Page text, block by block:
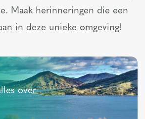
Maak herinneringen die een
in deze unieke omgeving!
over